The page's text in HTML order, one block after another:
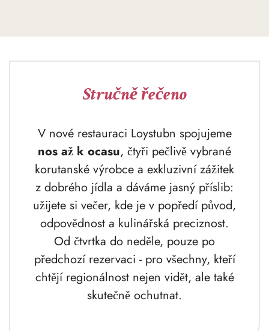
Stručně řečeno
V nové restauraci Loystubn spojujeme
nos až k ocasu, čtyři pečlivě vybrané
korutanské výrobce a exkluzivní zážitek
z dobrého jídla a dáváme jasný příslib:
užijete si večer, kde je v popředí původ,
odpovědnost a kulinářská preciznost.
Od čtvrtka do neděle, pouze po
předchozí rezervaci - pro všechny, kteří
chtějí regionálnost nejen vidět, ale také
skutečně ochutnat.